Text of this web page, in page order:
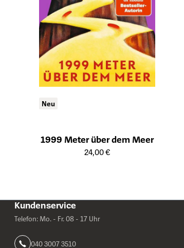
Neu
1999 Meter über dem Meer
Öffnet die Detailseite des Produkts
24,00 €
Kundenservice
Telefon: Mo. - Fr. 08 - 17 Uhr
040 3007 3510